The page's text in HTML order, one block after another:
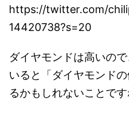
https://twitter.com/
14420738?s=20
ダイヤモンドは高いの
いると「ダイヤモンド
るかもしれないことです